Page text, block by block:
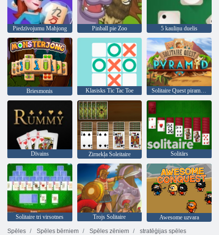
Piedzīvojumu Mahjong Pinball pie Zoo 5 kauliņu duelis
Briesmonis Klasisks Tic Tac Toe Solitaire Quest piramīda
Dīvains Zirnekļa Soleitaire Solitārs
Solitaire tri virsotnes Trojs Solitaire
Awesome uzvara
Spēles
Spēles bērniem Spēles zēniem
stratēģijas spēles